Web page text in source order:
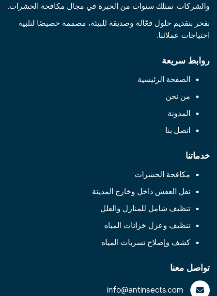
والشركات. نمتلك سنوات من الخبرة في مجال مكافحة الحشرات.
نفخر بتقديم حلول فعّالة وصديقة للبيئة، مصممة خصيصًا لتلبية
احتياجات عملائنا.
روابط سريعة
الصفحة الرئيسية
من نحن
المدونة
اتصل بنا
خدماتنا
مكافحة الحشرات
نقل العفش داخل وخارج المدينة
تنظيف شامل للمنازل والفلل
تنظيف وعزل خزانات المياه
كشف وإصلاح تسربات المياه
تواصل معنا
info@antinsects.com